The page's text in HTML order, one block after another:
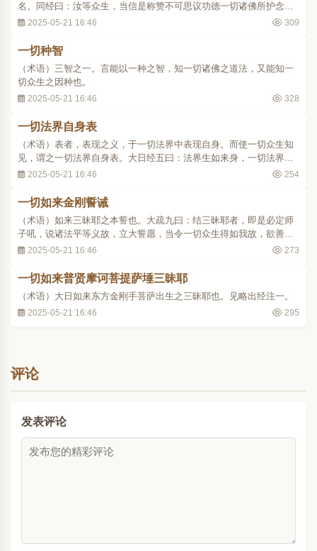
名。同经曰：汝等众生，当信是称赞不可思议功德一切诸佛所护念
经。2025-05-21 16:46 309
一切种智
（术语）三智之一。言能以一种之智，知一切诸佛之道法，又能知一
切众生之因种也。
2025-05-21 16:46 328
一切法界自身表
（术语）表者，表现之义，于一切法界中表现自身。而使一切众生知
见，谓之一切法界自身表。大日经五曰：法界生如来身，一切法界自
身表，化云遍满。义释十一曰：一切法界自身表者，谓能令一切众生
也，言化身之云，遍满于法界，遍于十方世界..
2025-05-21 16:46 254
一切如来金刚誓诫
（术语）如来三昧耶之本誓也。大疏九曰：结三昧耶者，即是必定师
子吼，说诸法平等义故，立大誓愿，当令一切众生得如我故，欲善为
众生开净知见故，以此警觉众生及诸佛故，是故此三昧耶，名为一切
2025-05-21 16:46 273
一切如来普贤摩诃菩提萨埵三昧耶
（术语）大日如来东方金刚手菩萨出生之三昧耶也。见略出经注一。
2025-05-21 16:46 295
评论
发表评论